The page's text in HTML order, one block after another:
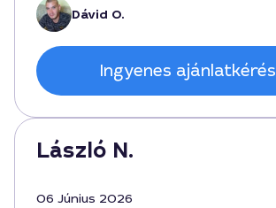
Dávid O.
Ingyenes ajánlatkérés
László N.
06 Június 2026